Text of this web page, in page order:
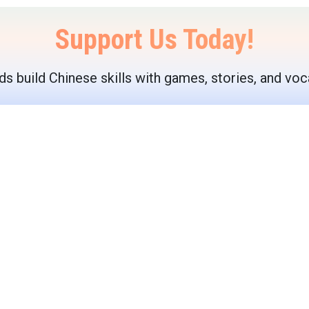
Support Us Today!
build Chinese skills with games, stories, and